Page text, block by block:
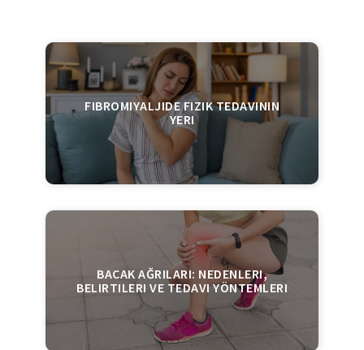
FIBROMIYALJIDE FIZIK TEDAVININ
YERI
BACAK AĞRILARI: NEDENLERI,
BELIRTILERI VE TEDAVI YÖNTEMLERI